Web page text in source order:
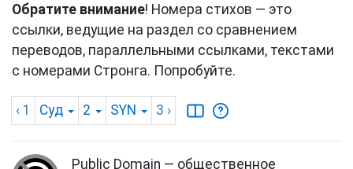
Обратите внимание! Номера стихов — это
ссылки, ведущие на раздел со сравнением
переводов, параллельными ссылками, текстами
с номерами Стронга. Попробуйте.
‹ 1 Суд 2 SYN 3 ›
Public Domain — общественное